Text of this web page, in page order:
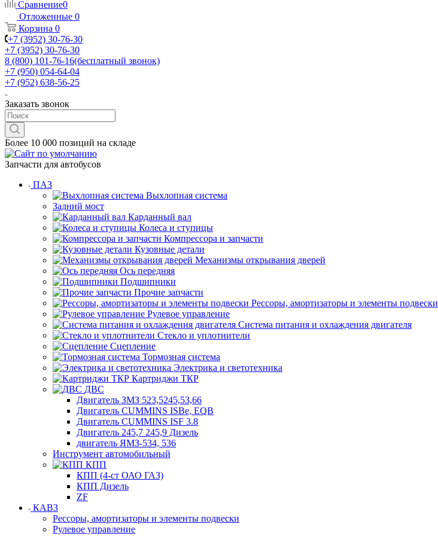
Сравнение0
Отложенные 0
Корзина 0
+7 (3952) 30-76-30
+7 (3952) 30-76-30
8 (800) 101-76-16(бесплатный звонок)
+7 (950) 054-64-04
+7 (952) 638-56-25
Заказать звонок
Более 10 000 позиций на складе
Запчасти для автобусов
ПАЗ
Выхлопная система
Задний мост
Карданный вал
Колеса и ступицы
Компрессора и запчасти
Кузовные детали
Механизмы открывания дверей
Ось передняя
Подшипники
Прочие запчасти
Рессоры, амортизаторы и элементы подвески
Рулевое управление
Система питания и охлаждения двигателя
Стекло и уплотнители
Сцепление
Тормозная система
Электрика и светотехника
Картриджи ТКР
ДВС
Двигатель ЗМЗ 523,5245,53,66
Двигатель CUMMINS ISBe, EQB
Двигатель CUMMINS ISF 3.8
Двигатель 245,7 245,9 Дизель
двигатель ЯМЗ-534, 536
Инструмент автомобильный
КПП
КПП (4-ст ОАО ГАЗ)
КПП Дизель
ZF
КАВЗ
Рессоры, амортизаторы и элементы подвески
Рулевое управление